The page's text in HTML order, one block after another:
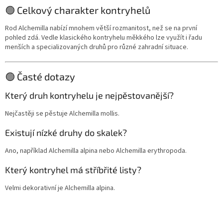
🟢 Celkový charakter kontryhelů
Rod Alchemilla nabízí mnohem větší rozmanitost, než se na první
pohled zdá. Vedle klasického kontryhelu měkkého lze využít i řadu
menších a specializovaných druhů pro různé zahradní situace.
🟢 Časté dotazy
Který druh kontryhelu je nejpěstovanější?
Nejčastěji se pěstuje Alchemilla mollis.
Existují nízké druhy do skalek?
Ano, například Alchemilla alpina nebo Alchemilla erythropoda.
Který kontryhel má stříbřité listy?
Velmi dekorativní je Alchemilla alpina.